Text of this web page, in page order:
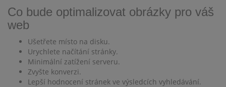
Co bude optimalizovat obrázky pro váš
web
Ušetřete místo na disku.
Urychlete načítání stránky.
Minimální zatížení serveru.
Zvyšte konverzi.
Lepší hodnocení stránek ve výsledcích vyhledávání.